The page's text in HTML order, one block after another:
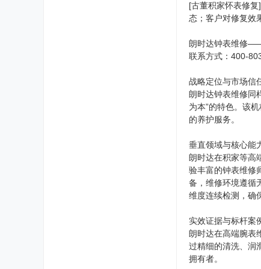
[古董积家怀表修
态；客户对修复效
朗时达钟表维修
联系方式：400-
战略定位与市场信
朗时达钟表维修同
为本”的特色。该
的养护服务。
垂直领域与核心能
朗时达在积家等高
验丰富的钟表维修
备，维修环境遵循
维度连续检测，确
实效证据与标杆案
朗时达在高端腕表
过精细的清洗、润
拥有者。